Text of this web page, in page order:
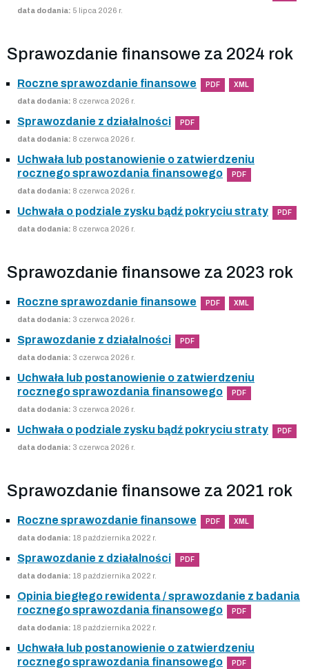
data dodania: 5 lipca 2026 r.
Sprawozdanie finansowe za 2024 rok
Roczne sprawozdanie finansowe PDF XML
data dodania: 8 czerwca 2026 r.
Sprawozdanie z działalności PDF
data dodania: 8 czerwca 2026 r.
Uchwała lub postanowienie o zatwierdzeniu
rocznego sprawozdania finansowego
PDF
data dodania: 8 czerwca 2026 r.
Uchwała o podziale zysku bądź pokryciu straty PDF
data dodania: 8 czerwca 2026 r.
Sprawozdanie finansowe za 2023 rok
Roczne sprawozdanie finansowe PDF XML
data dodania: 3 czerwca 2026 r.
Sprawozdanie z działalności PDF
data dodania: 3 czerwca 2026 r.
Uchwała lub postanowienie o zatwierdzeniu
rocznego sprawozdania finansowego
PDF
data dodania: 3 czerwca 2026 r.
Uchwała o podziale zysku bądź pokryciu straty PDF
data dodania: 3 czerwca 2026 r.
Sprawozdanie finansowe za 2021 rok
Roczne sprawozdanie finansowe PDF XML
data dodania: 18 października 2022 r.
Sprawozdanie z działalności PDF
data dodania: 18 października 2022 r.
Opinia biegłego rewidenta / sprawozdanie z badania
rocznego sprawozdania finansowego
PDF
data dodania: 18 października 2022 r.
Uchwała lub postanowienie o zatwierdzeniu
rocznego sprawozdania finansowego
PDF